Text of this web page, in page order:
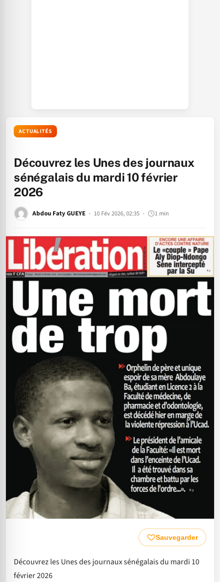
ACTUALITÉS
Découvrez les Unes des journaux
sénégalais du mardi 10 février
2026
Abdou Faty GUEYE 10 Fév 2026, 02:35 1 min
Sauvegarder
Découvrez les Unes des journaux sénégalais du mardi 10
février 2026